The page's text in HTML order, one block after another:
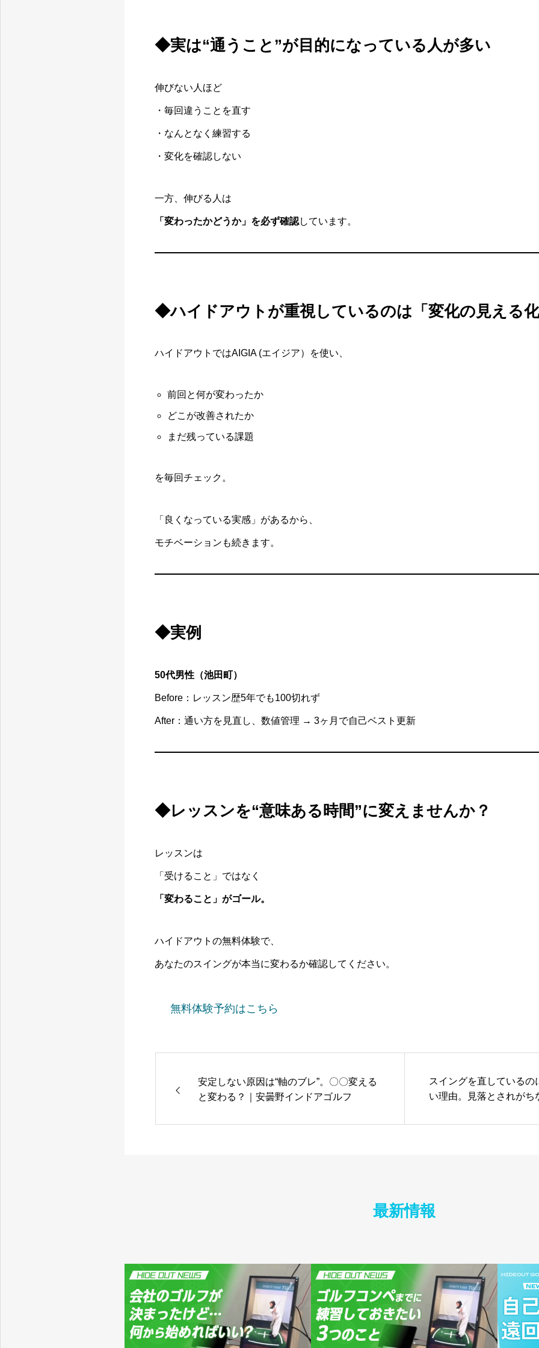
◆実は“通うこと”が目的になっている人が多い
伸びない人ほど
・毎回違うことを直す
・なんとなく練習する
・変化を確認しない
一方、伸びる人は
「変わったかどうか」を必ず確認しています。
◆ハイドアウトが重視しているのは「変化の見える
ハイドアウトではAIGIA (エイジア）を使い、
前回と何が変わったか
どこが改善されたか
まだ残っている課題
を毎回チェック。
「良くなっている実感」があるから、
モチベーションも続きます。
◆実例
50代男性（池田町）
Before：レッスン歴5年でも100切れず
After：通い方を見直し、数値管理 → 3ヶ月で自己ベスト更新
◆レッスンを“意味ある時間”に変えませんか？
レッスンは
「受けること」ではなく
「変わること」がゴール。
ハイドアウトの無料体験で、
あなたのスイングが本当に変わるか確認してください。
無料体験予約はこちら
安定しない原因は“軸のブレ”。〇〇変える
と変わる？｜安曇野インドアゴルフ
スイングを直しているの
い理由。見落とされがち
最新情報